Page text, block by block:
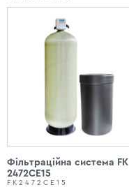
Фільтраційна система FK
2472CE15
FK2472CE15